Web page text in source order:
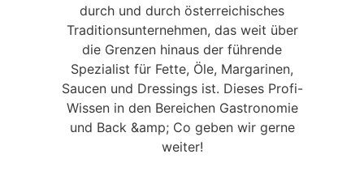
durch und durch österreichisches
Traditionsunternehmen, das weit über
die Grenzen hinaus der führende
Spezialist für Fette, Öle, Margarinen,
Saucen und Dressings ist. Dieses Profi-
Wissen in den Bereichen Gastronomie
und Back &amp; Co geben wir gerne
weiter!